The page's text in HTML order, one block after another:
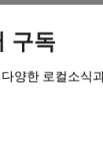
구독
양한 로컬소식